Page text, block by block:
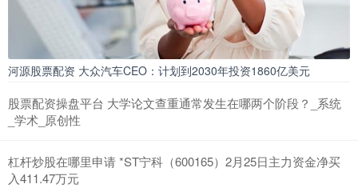
河源股票配资 大众汽车CEO：计划到2030年投资1860亿美元
股票配资操盘平台 大学论文查重通常发生在哪两个阶段？_系统
_学术_原创性
杠杆炒股在哪里申请 *ST宁科（600165）2月25日主力资金净买
入411.47万元